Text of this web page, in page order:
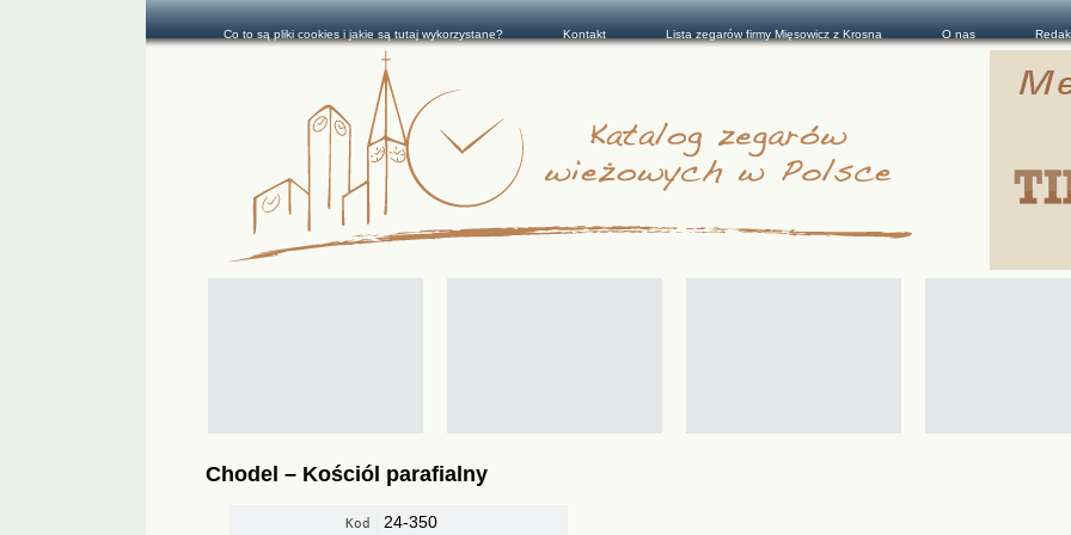
Chodel – Kościól parafialny
Kod 24-350
Co to są pliki cookies i jakie są tutaj wykorzystane? Kontakt Lista zegarów firmy Mięsowicz z Krosna O nas